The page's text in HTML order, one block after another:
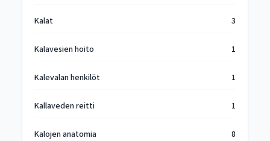
Kalat 3
Kalavesien hoito 1
Kalevalan henkilöt 1
Kallaveden reitti 1
Kalojen anatomia 8